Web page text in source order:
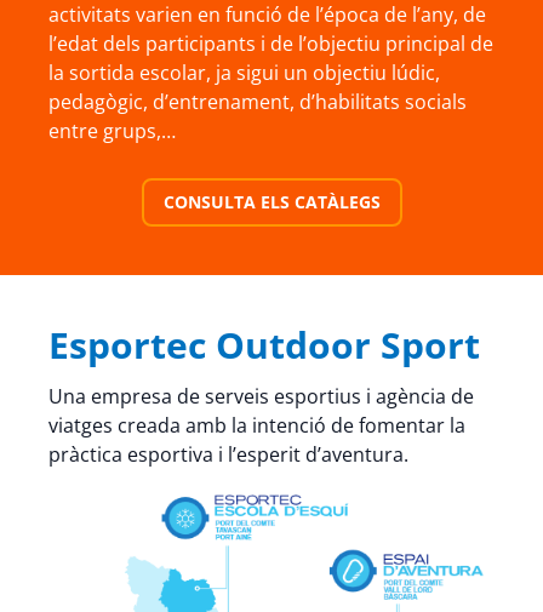
activitats varien en funció de l’época de l’any, de
l’edat dels participants i de l’objectiu principal de
la sortida escolar, ja sigui un objectiu lúdic,
pedagògic, d’entrenament, d’habilitats socials
entre grups,…
CONSULTA ELS CATÀLEGS
Esportec Outdoor Sport
Una empresa de serveis esportius i agència de
viatges creada amb la intenció de fomentar la
pràctica esportiva i l’esperit d’aventura.